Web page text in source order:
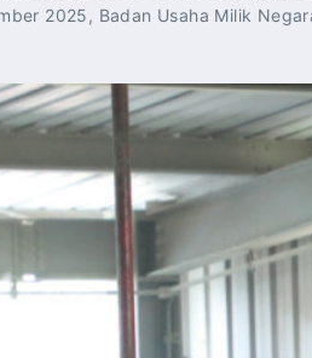
2025, Badan Usaha Milik